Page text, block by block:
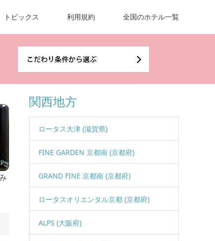
トピックス 利用規約 全国のホテル一覧
関西地方
ロータス大津 (滋賀県)
FINE GARDEN 京都南 (京都府)
GRAND FINE 京都南 (京都府)
ロータスオリエンタル京都 (京都府)
ALPS (大阪府)